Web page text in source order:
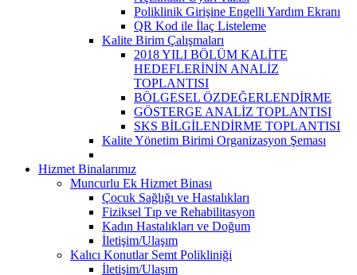
Poliklinik Girişine Engelli Yardım Ekranı
QR Kod ile İlaç Listeleme
Kalite Birim Çalışmaları
2018 YILI BÖLÜM KALİTE
HEDEFLERİNİN ANALİZ
TOPLANTISI
BÖLGESEL ÖZDEĞERLENDİRME
GÖSTERGE ANALİZ TOPLANTISI
SKS BİLGİLENDİRME TOPLANTISI
Kalite Yönetim Birimi Organizasyon Şeması
Hizmet Binalarımız
Muncurlu Ek Hizmet Binası
Çocuk Sağlığı ve Hastalıkları
Fiziksel Tıp ve Rehabilitasyon
Kadın Hastalıkları ve Doğum
İletişim/Ulaşım
Kalıcı Konutlar Semt Polikliniği
İletişim/Ulaşım